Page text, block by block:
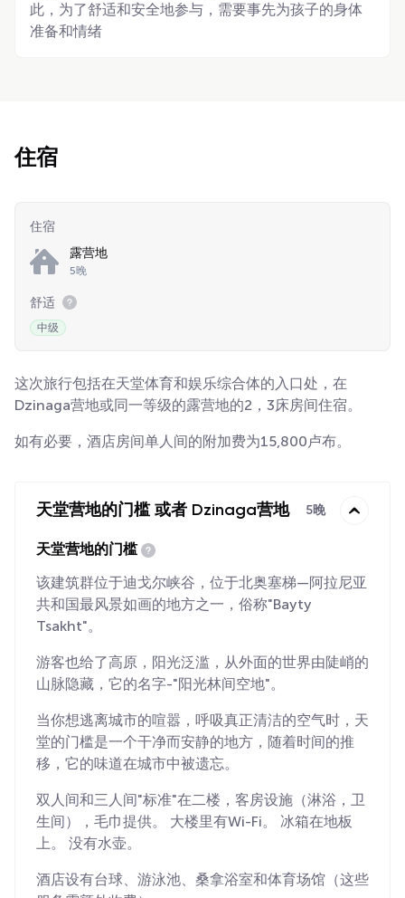
此，为了舒适和安全地参与，需要事先为孩子的身体
准备和情绪
住宿
住宿
露营地
5晚
舒适
中级
这次旅行包括在天堂体育和娱乐综合体的入口处，在
Dzinaga营地或同一等级的露营地的2，3床房间住宿。
如有必要，酒店房间单人间的附加费为15,800卢布。
天堂营地的门槛 或者 Dzinaga营地 5晚
天堂营地的门槛
该建筑群位于迪戈尔峡谷，位于北奥塞梯—阿拉尼亚
共和国最风景如画的地方之一，俗称"Bayty
Tsakht"。
游客也给了高原，阳光泛滥，从外面的世界由陡峭的
山脉隐藏，它的名字-"阳光林间空地"。
当你想逃离城市的喧嚣，呼吸真正清洁的空气时，天
堂的门槛是一个干净而安静的地方，随着时间的推
移，它的味道在城市中被遗忘。
双人间和三人间"标准"在二楼，客房设施（淋浴，卫
生间），毛巾提供。 大楼里有Wi-Fi。 冰箱在地板
上。 没有水壶。
酒店设有台球、游泳池、桑拿浴室和体育场馆（这些